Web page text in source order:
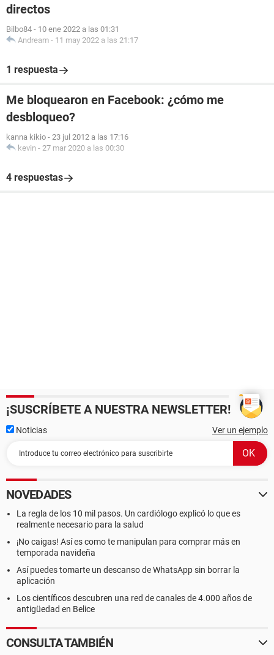
directos
Bilbo84 - 10 ene 2022 a las 01:31
Andream - 11 may 2022 a las 21:17
1 respuesta
Me bloquearon en Facebook: ¿cómo me
desbloqueo?
kanna kikio - 23 jul 2012 a las 17:16
kevin - 27 mar 2020 a las 00:30
4 respuestas
¡SUSCRÍBETE A NUESTRA NEWSLETTER!
Noticias Ver un ejemplo
NOVEDADES
La regla de los 10 mil pasos. Un cardiólogo explicó lo que es
realmente necesario para la salud
¡No caigas! Así es como te manipulan para comprar más en
temporada navideña
Así puedes tomarte un descanso de WhatsApp sin borrar la
aplicación
Los científicos descubren una red de canales de 4.000 años de
antigüedad en Belice
CONSULTA TAMBIÉN